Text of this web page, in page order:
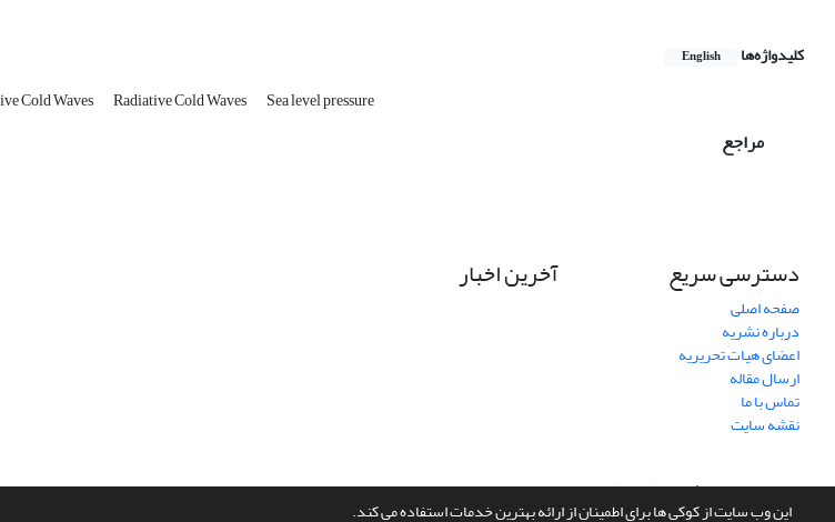
این وب سایت از کوکی ها برای اطمینان از ارائه بهترین خدمات استفاده می کند.
کلیدواژه‌ها English
Cold Waves Radiative Cold Waves Sea level pressure
مراجع
دسترسی سریع
صفحه اصلی
درباره نشریه
اعضای هیات تحریریه
ارسال مقاله
تماس با ما
نقشه سایت
آخرین اخبار
سامانه مدیریت نشریات علمی.طراحی و پیاده سازی ازسیناوب